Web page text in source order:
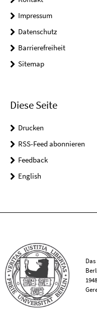
Impressum
Datenschutz
Barrierefreiheit
Sitemap
Diese Seite
Drucken
RSS-Feed abonnieren
Feedback
English